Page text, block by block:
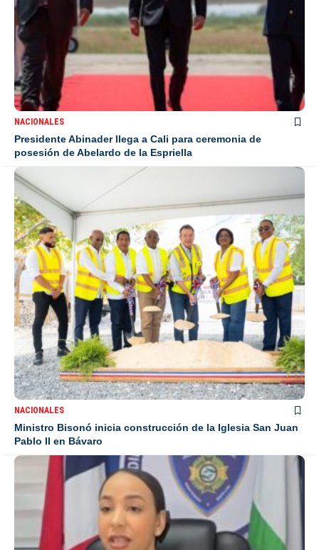
NACIONALES
Presidente Abinader llega a Cali para ceremonia de
posesión de Abelardo de la Espriella
NACIONALES
Ministro Bisonó inicia construcción de la Iglesia San Juan
Pablo II en Bávaro